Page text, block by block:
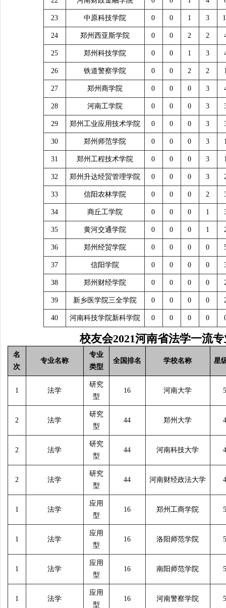
23 中原科技学院 0 0 1 3
24 郑州西亚斯学院 0 0 2 2
25 郑州科技学院 0 0 1 3
26 铁道警察学院 0 0 2 2
27 郑州商学院 0 0 0 3
28 河南工学院 0 0 0 3
29 郑州工业应用技术学院 0 0 0 3
30 郑州师范学院 0 0 0 3
31 郑州工程技术学院 0 0 0 3
32 郑州升达经贸管理学院 0 0 0 3
33 信阳农林学院 0 0 0 2
34 商丘工学院 0 0 0 1
35 黄河交通学院 0 0 0 1
36 郑州经贸学院 0 0 0 0
37 信阳学院 0 0 0 0
38 郑州财经学院 0 0 0 0
39 新乡医学院三全学院 0 0 0 0
40 河南科技学院新科学院 0 0 0 0
校友会2021河南省法学一流
名
次
专业名称
专业
类型
全国排名 学校名称 星
1 法学
研究
型
16 河南大学
2 法学
研究
型
44 郑州大学
2 法学
研究
型
44 河南科技大学
2 法学
研究
型
44 河南财经政法大学
1 法学
应用
型
16 郑州工商学院
1 法学
应用
型
16 洛阳师范学院
1 法学
应用
型
16 南阳师范学院
1 法学
应用
型
16 河南警察学院